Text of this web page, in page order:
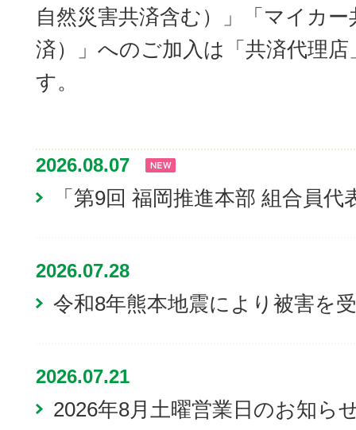
自然災害共済含む）」「マイカ
済）」へのご加入は「共済代理
す。
2026.08.07
「第9回 福岡推進本部 組合員
2026.07.28
令和8年熊本地震により被害を
2026.07.21
2026年8月土曜営業日のお知ら